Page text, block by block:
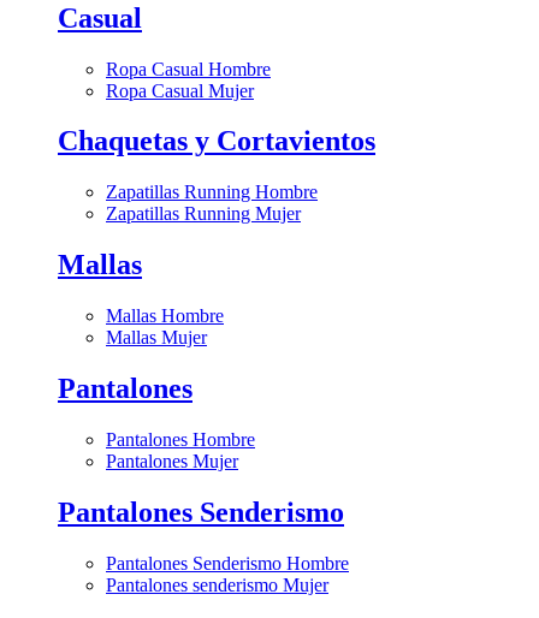
Casual
Ropa Casual Hombre
Ropa Casual Mujer
Chaquetas y Cortavientos
Zapatillas Running Hombre
Zapatillas Running Mujer
Mallas
Mallas Hombre
Mallas Mujer
Pantalones
Pantalones Hombre
Pantalones Mujer
Pantalones Senderismo
Pantalones Senderismo Hombre
Pantalones senderismo Mujer